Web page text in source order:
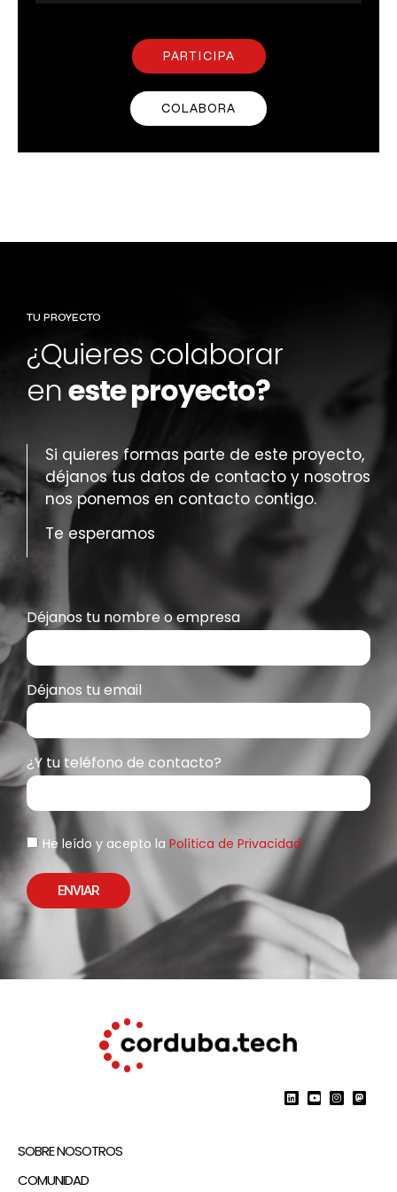
PARTICIPA
COLABORA
TU PROYECTO
¿Quieres colaborar
eneste proyecto?
Si quieres formas parte de este proyecto,
déjanos tus datos de contacto y nosotros
nos ponemos en contacto contigo.
Te esperamos
Déjanos tu nombre o empresa
Déjanos tu email
¿Y tu teléfono de contacto?
He leído y acepto la Política de Privacidad
ENVIAR
SOBRE NOSOTROS
COMUNIDAD